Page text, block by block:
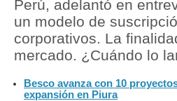
Perú, adelantó en
un modelo de
corporativos. La
mercado. ¿Cuándo lo
Besco avanza con 10
expansión en Piura